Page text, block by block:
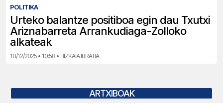
POLITIKA
Urteko balantze positiboa egin dau Txutxi
Ariznabarreta Arrankudiaga-Zolloko
alkateak
10/12/2025 • 10:58 • BIZKAIA IRRATIA
ARTXIBOAK